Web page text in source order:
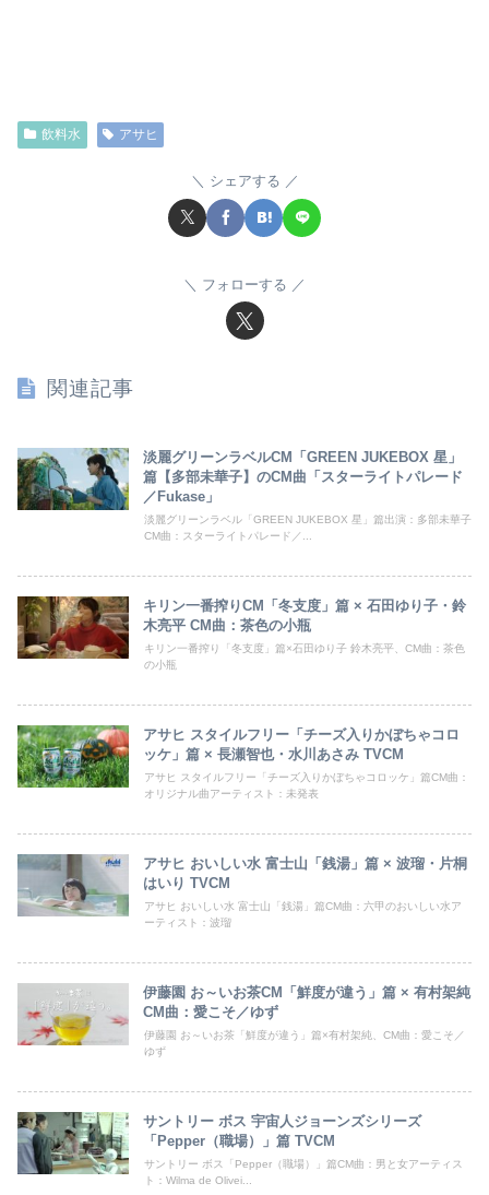
飲料水 アサヒ
シェアする
フォローする
関連記事
淡麗グリーンラベルCM「GREEN JUKEBOX 星」
篇【多部未華子】のCM曲「スターライトパレード
／Fukase」
淡麗グリーンラベル「GREEN JUKEBOX 星」篇出演：多部未華子
CM曲：スターライトパレード／...
キリン一番搾りCM「冬支度」篇 × 石田ゆり子・鈴
木亮平 CM曲：茶色の小瓶
キリン一番搾り「冬支度」篇×石田ゆり子 鈴木亮平、CM曲：茶色
の小瓶
アサヒ スタイルフリー「チーズ入りかぼちゃコロ
ッケ」篇 × 長瀬智也・水川あさみ TVCM
アサヒ スタイルフリー「チーズ入りかぼちゃコロッケ」篇CM曲：
オリジナル曲アーティスト：未発表
アサヒ おいしい水 富士山「銭湯」篇 × 波瑠・片桐
はいり TVCM
アサヒ おいしい水 富士山「銭湯」篇CM曲：六甲のおいしい水ア
ーティスト：波瑠
伊藤園 お～いお茶CM「鮮度が違う」篇 × 有村架純
CM曲：愛こそ／ゆず
伊藤園 お～いお茶「鮮度が違う」篇×有村架純、CM曲：愛こそ／
ゆず
サントリー ボス 宇宙人ジョーンズシリーズ
「Pepper（職場）」篇 TVCM
サントリー ボス「Pepper（職場）」篇CM曲：男と女アーティス
ト：Wilma de Olivei...